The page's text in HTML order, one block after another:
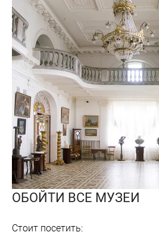
ОБОЙТИ ВСЕ МУЗЕИ
Стоит посетить: